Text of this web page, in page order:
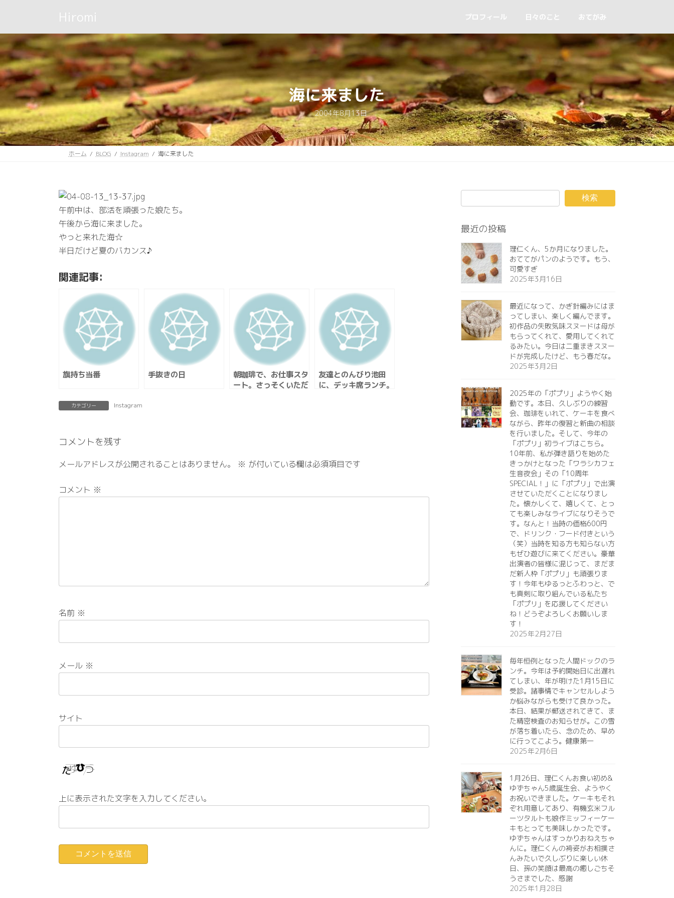
ン
ツ
へ
ス
キ
プ
ー
シ
ョ
ン
に
動
Hiromi プロフィール 日々のこと おてがみ
海に来ました
2004年8月13日
ホーム BLOG Instagram 海に来ました
午前中は、部活を頑張った娘たち。
午後から海に来ました。
やっと来れた海☆
半日だけど夏のバカンス♪
関連記事:
旗持ち当番 手抜きの日
朝珈琲で、お仕事スタ
ート。さっそくいただ
友達とのんびり池田
に、デッキ席ランチ。
カテゴリー Instagram
コメントを残す
メールアドレスが公開されることはありません。 ※ が付いている欄は必須項目です
コメント ※
名前 ※
メール ※
サイト
上に表示された文字を入力してください。
検索
最近の投稿
理仁くん、5か月になりました。
おててがパンのようです。もう、
可愛すぎ️
2025年3月16日
最近になって、かぎ針編みにはま
ってしまい、楽しく編んでます。
初作品の失敗気味スヌードは母が
もらってくれて、愛用してくれて
るみたい。今日は二重まきスヌー
ドが完成したけど、もう春だな。
2025年3月2日
2025年の「ポプリ」ようやく始
動です。本日、久しぶりの練習
会、珈琲をいれて、ケーキを食べ
ながら、昨年の復習と新曲の相談
を行いました。そして、今年の
「ポプリ」初ライブはこちら。
10年前、私が弾き語りを始めた
きっかけとなった「ワラシカフェ
生音夜会」その「10周年
SPECIAL！」に「ポプリ」で出演
させていただくことになりまし
た。懐かしくて、嬉しくて、とっ
ても楽しみなライブになりそうで
す。なんと！当時の価格600円
で、ドリンク・フード付きという
（笑）当時を知る方も知らない方
もぜひ遊びに来てください。豪華
出演者の皆様に混じって、まだま
だ新人枠「ポプリ」も頑張りま
す！今年もゆるっとふわっと、で
も真剣に取り組んでいる私たち
「ポプリ」を応援してください
ね！どうぞよろしくお願いしま
す！
2025年2月27日
毎年恒例となった人間ドックのラ
ンチ。今年は予約開始日に出遅れ
てしまい、年が明けた1月15日に
受診。諸事情でキャンセルしよう
か悩みながらも受けて良かった。
本日、結果が郵送されてきて、ま
た精密検査のお知らせが。この雪
が落ち着いたら、念のため、早め
に行ってこよう。健康第一️
2025年2月6日
1月26日、理仁くんお食い初め&
ゆずちゃん5歳誕生会、ようやく
お祝いできました。ケーキもそれ
ぞれ用意してあり、有機玄米フル
ーツタルトも娘作ミッフィーケー
キもとっても美味しかったです。
ゆずちゃんはすっかりおねえちゃ
んに。理仁くんの袴姿がお相撲さ
んみたいで久しぶりに楽しい休
日、孫の笑顔は最高の癒しごちそ
うさまでした、感謝
2025年1月28日